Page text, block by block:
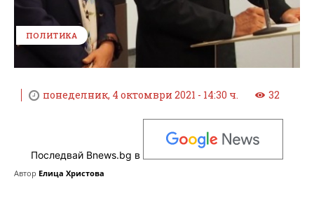
ПОЛИТИКА
понеделник, 4 октомври 2021 - 14:30 ч. 32
Последвай Bnews.bg в
Автор Елица Христова